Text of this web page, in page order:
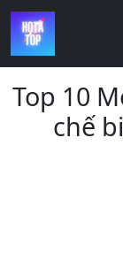
Top 10
chế